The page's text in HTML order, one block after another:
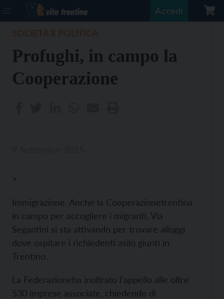
Accedi
Profughi, in campo la
Cooperazione
>
Immigrazione. Anche la Cooperazionetrentina
in campo per accogliere i migranti. Via
Segantini si sta attivando per trovare alloggi
dove ospitare i richiedenti asilo giunti in
Trentino.
La Federazioneha inoltrato l’appello alle oltre
530 imprese associate, chiedendo di